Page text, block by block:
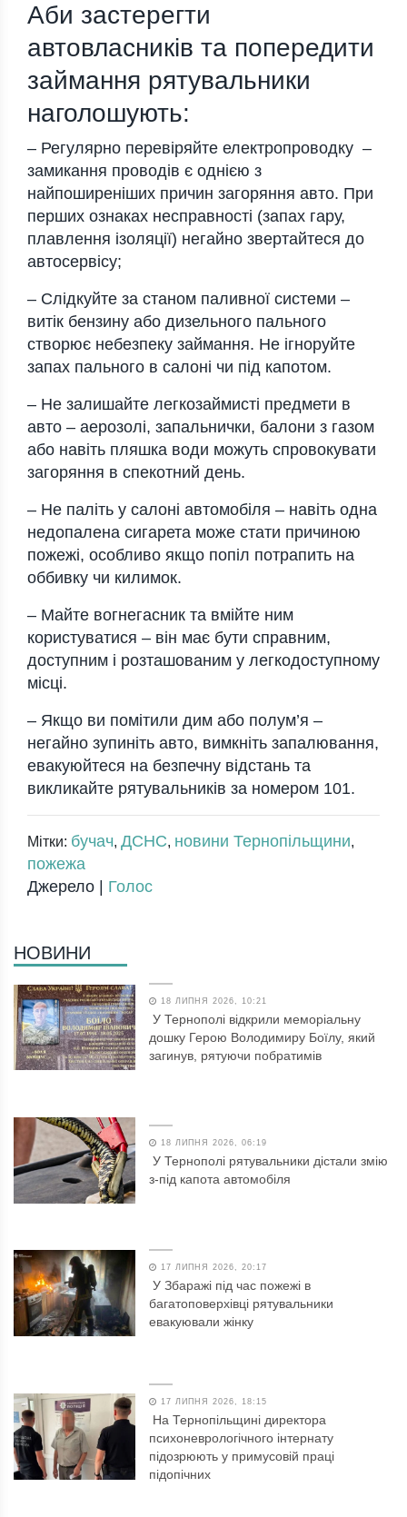
Аби застерегти
автовласників та попередити
займання рятувальники
наголошують:
– Регулярно перевіряйте електропроводку –
замикання проводів є однією з
найпоширеніших причин загоряння авто. При
перших ознаках несправності (запах гару,
плавлення ізоляції) негайно звертайтеся до
автосервісу;
– Слідкуйте за станом паливної системи –
витік бензину або дизельного пального
створює небезпеку займання. Не ігноруйте
запах пального в салоні чи під капотом.
– Не залишайте легкозаймисті предмети в
авто – аерозолі, запальнички, балони з газом
або навіть пляшка води можуть спровокувати
загоряння в спекотний день.
– Не паліть у салоні автомобіля – навіть одна
недопалена сигарета може стати причиною
пожежі, особливо якщо попіл потрапить на
оббивку чи килимок.
– Майте вогнегасник та вмійте ним
користуватися – він має бути справним,
доступним і розташованим у легкодоступному
місці.
– Якщо ви помітили дим або полум’я –
негайно зупиніть авто, вимкніть запалювання,
евакуюйтеся на безпечну відстань та
викликайте рятувальників за номером 101.
Мітки: бучач, ДСНС, новини Тернопільщини,
пожежа
Джерело | Голос
НОВИНИ
18 ЛИПНЯ 2026, 10:21
У Тернополі відкрили меморіальну
дошку Герою Володимиру Боїлу, який
загинув, рятуючи побратимів
18 ЛИПНЯ 2026, 06:19
У Тернополі рятувальники дістали змію
з-під капота автомобіля
17 ЛИПНЯ 2026, 20:17
У Збаражі під час пожежі в
багатоповерхівці рятувальники
евакуювали жінку
17 ЛИПНЯ 2026, 18:15
На Тернопільщині директора
психоневрологічного інтернату
підозрюють у примусовій праці
підопічних